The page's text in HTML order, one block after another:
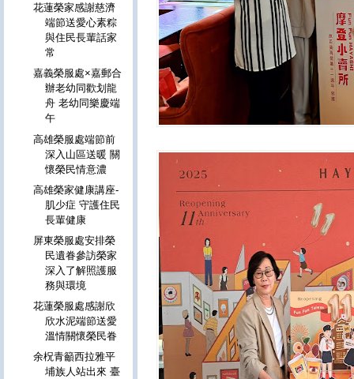
花蓮榮家感謝慈濟
端節送愛心素粽
與住民長輩話家
常
嘉義榮服處×嘉郵合
辦老幼同歡划龍
舟 老幼同樂慶端
午
高雄榮服處端節前
深入山區送暖 關
懷榮民情意濃
高雄榮家健康講座-
肌少症 守護住民
長輩健康
屏東榮服處安排榮
民遺眷參訪榮家
深入了解照護服
務與環境
花蓮榮服處感謝欣
欣水泥端節送愛
溫情關懷榮民眷
余柷青籲西拉雅平
埔族人站出來 臺